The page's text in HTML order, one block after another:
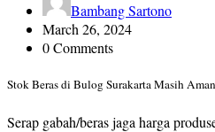
Bambang Sartono
March 26, 2024
0 Comments
Stok Beras di Bulog Surakarta Masih
Serap gabah/beras jaga harga